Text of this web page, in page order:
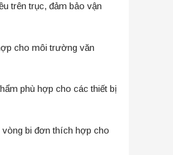
trên trục, đảm bảo vận
cho môi trường văn
phù hợp cho các thiết bị
bi đơn thích hợp cho